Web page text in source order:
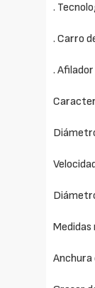
.
. Carro
.